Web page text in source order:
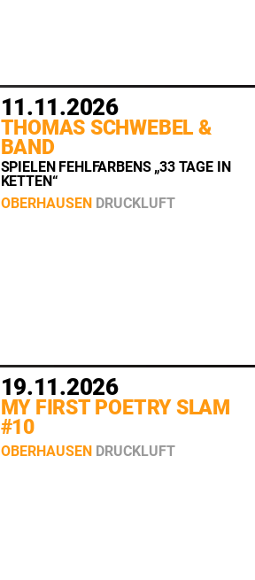
11.11.2026
THOMAS SCHWEBEL &
BAND
SPIELEN FEHLFARBENS „33 TAGE IN
KETTEN“
OBERHAUSEN DRUCKLUFT
19.11.2026
MY FIRST POETRY SLAM
#10
OBERHAUSEN DRUCKLUFT